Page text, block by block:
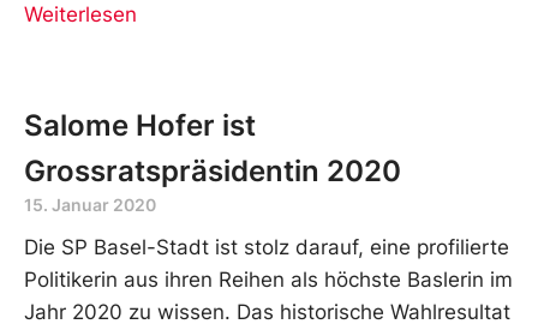
Weiterlesen
Salome Hofer ist
Grossratspräsidentin 2020
15. Januar 2020
Die SP Basel-Stadt ist stolz darauf, eine profilierte
Politikerin aus ihren Reihen als höchste Baslerin im
Jahr 2020 zu wissen. Das historische Wahlresultat